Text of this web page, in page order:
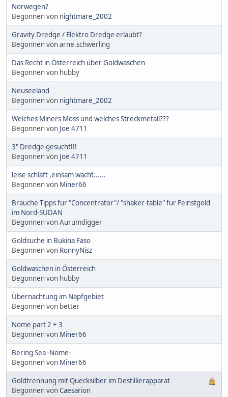
Norwegen?
Begonnen von nightmare_2002
Gravity Dredge / Elektro Dredge erlaubt?
Begonnen von arne.schwerling
Das Recht in Österreich über Goldwaschen
Begonnen von hubby
Neuseeland
Begonnen von nightmare_2002
Welches Miners Moss und welches Streckmetall???
Begonnen von Joe 4711
3" Dredge gesucht!!!
Begonnen von Joe 4711
leise schläft ,einsam wacht......
Begonnen von Miner66
Brauche Tipps für "Concentrator"/ "shaker-table" für Feinstgold
im Nord-SUDAN
Begonnen von Aurumdigger
Goldsuche in Bukina Faso
Begonnen von RonnyNisz
Goldwaschen in Österreich
Begonnen von hubby
Übernachtung im Napfgebiet
Begonnen von better
Nome part 2 + 3
Begonnen von Miner66
Bering Sea -Nome-
Begonnen von Miner66
Goldtrennung mit Quecksilber im Destillierapparat
Begonnen vonCaesarion